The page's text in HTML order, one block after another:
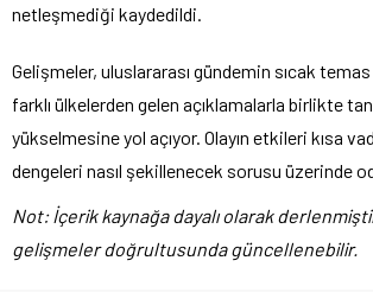
netleşmediği kaydedildi.
Gelişmeler, uluslararası gündemin sıcak
farklı ülkelerden gelen açıklamalarla birlikte
yükselmesine yol açıyor. Olayın etkileri kısa
dengeleri nasıl şekillenecek sorusu üzerinde
Not: İçerik kaynağa dayalı olarak
gelişmeler doğrultusunda güncellenebilir.